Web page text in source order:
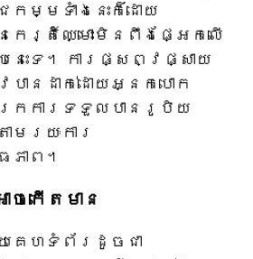
កម្មទាំងនេះក៏ដោយ
កេរ្តិ៍ឈ្មោះមិនពឹងផ្អែកលើ
េះទេ។ ការផ្សព្វផ្សាយ
វបានដាក់ដោយអ្នកបោក
រកការទទួលបានរូបិយ
រយៈការ
ភាព។
ចកើតមាន
គេហទំព័រដូចជា